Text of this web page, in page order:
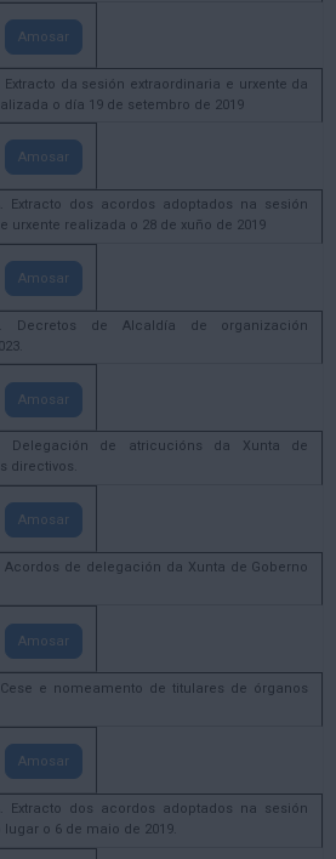
Amosar
Extracto da sesión extraordinaria e urxente da
o día 19 de setembro de 2019
Amosar
Extracto dos acordos adoptados na sesión
urxente realizada o 28 de xuño de 2019
Amosar
Decretos de Alcaldía de organización
Amosar
Delegación de atricucións da Xunta de
directivos.
Amosar
Acordos de delegación da Xunta de Goberno
Amosar
Cese e nomeamento de titulares de órganos
Amosar
Extracto dos acordos adoptados na sesión
o 6 de maio de 2019.